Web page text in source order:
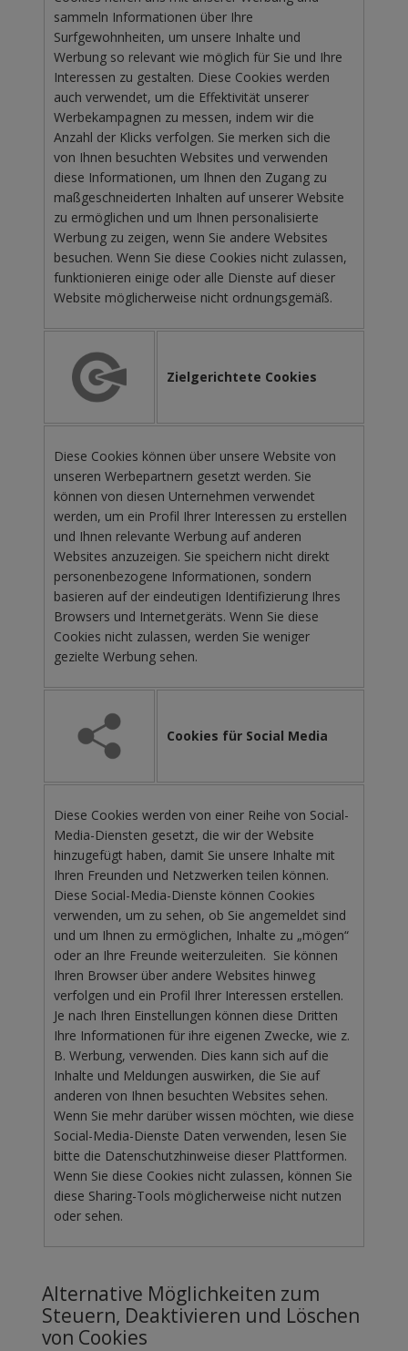
sammeln Informationen über Ihre
Surfgewohnheiten, um unsere Inhalte und
Werbung so relevant wie möglich für Sie und Ihre
Interessen zu gestalten. Diese Cookies werden
auch verwendet, um die Effektivität unserer
Werbekampagnen zu messen, indem wir die
Anzahl der Klicks verfolgen. Sie merken sich die
von Ihnen besuchten Websites und verwenden
diese Informationen, um Ihnen den Zugang zu
maßgeschneiderten Inhalten auf unserer Website
zu ermöglichen und um Ihnen personalisierte
Werbung zu zeigen, wenn Sie andere Websites
besuchen. Wenn Sie diese Cookies nicht zulassen,
funktionieren einige oder alle Dienste auf dieser
Website möglicherweise nicht ordnungsgemäß.
Zielgerichtete Cookies
Diese Cookies können über unsere Website von
unseren Werbepartnern gesetzt werden. Sie
können von diesen Unternehmen verwendet
werden, um ein Profil Ihrer Interessen zu erstellen
und Ihnen relevante Werbung auf anderen
Websites anzuzeigen. Sie speichern nicht direkt
personenbezogene Informationen, sondern
basieren auf der eindeutigen Identifizierung Ihres
Browsers und Internetgeräts. Wenn Sie diese
Cookies nicht zulassen, werden Sie weniger
gezielte Werbung sehen.
Cookies für Social Media
Diese Cookies werden von einer Reihe von Social-
Media-Diensten gesetzt, die wir der Website
hinzugefügt haben, damit Sie unsere Inhalte mit
Ihren Freunden und Netzwerken teilen können.
Diese Social-Media-Dienste können Cookies
verwenden, um zu sehen, ob Sie angemeldet sind
und um Ihnen zu ermöglichen, Inhalte zu „mögen“
oder an Ihre Freunde weiterzuleiten. Sie können
Ihren Browser über andere Websites hinweg
verfolgen und ein Profil Ihrer Interessen erstellen.
Je nach Ihren Einstellungen können diese Dritten
Ihre Informationen für ihre eigenen Zwecke, wie z.
B. Werbung, verwenden. Dies kann sich auf die
Inhalte und Meldungen auswirken, die Sie auf
anderen von Ihnen besuchten Websites sehen.
Wenn Sie mehr darüber wissen möchten, wie diese
Social-Media-Dienste Daten verwenden, lesen Sie
bitte die Datenschutzhinweise dieser Plattformen.
Wenn Sie diese Cookies nicht zulassen, können Sie
diese Sharing-Tools möglicherweise nicht nutzen
oder sehen.
Alternative Möglichkeiten zum
Steuern, Deaktivieren und Löschen
von Cookies